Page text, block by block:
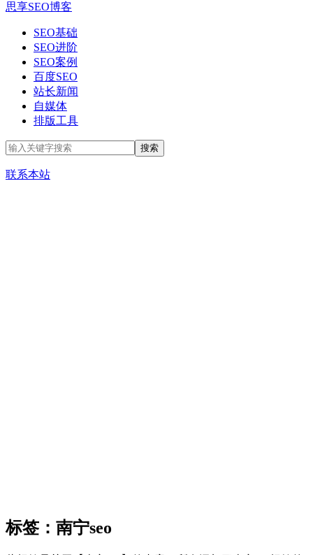
思享SEO博客
SEO基础
SEO进阶
SEO案例
百度SEO
站长新闻
自媒体
排版工具
联系本站
标签：南宁seo